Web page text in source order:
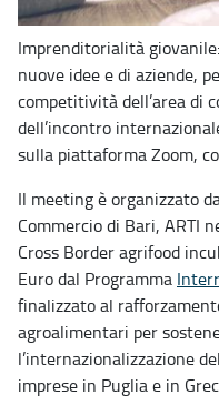
Imprenditorialità
nuove idee e di aziende,
competitività dell’area di
dell’incontro
sulla piattaforma Zoom,
Il meeting è organizzato
Commercio di Bari, ARTI
Cross Border agrifood
Euro dal Programma
finalizzato al
agroalimentari per
l’internazionalizzazione
imprese in Puglia e in